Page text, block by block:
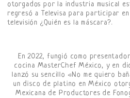
otorgados por la industria musical
regresó a Televisa para participar
televisión ¿Quién es la máscara?.
En 2022, fungió como
cocina MasterChef México, y en
lanzó su sencillo «No me quiero
un disco de platino en México
Mexicana de Productores de